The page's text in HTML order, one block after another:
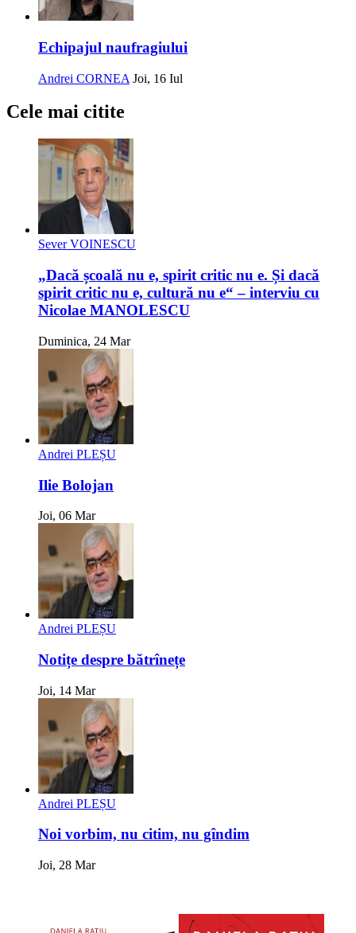
Echipajul naufragiului
Andrei CORNEA Joi, 16 Iul
Cele mai citite
Sever VOINESCU
„Dacă școală nu e, spirit critic nu e. Și dacă
spirit critic nu e, cultură nu e“ – interviu cu
Nicolae MANOLESCU
Duminica, 24 Mar
Andrei PLEȘU
Ilie Bolojan
Joi, 06 Mar
Andrei PLEȘU
Notițe despre bătrînețe
Joi, 14 Mar
Andrei PLEȘU
Noi vorbim, nu citim, nu gîndim
Joi, 28 Mar